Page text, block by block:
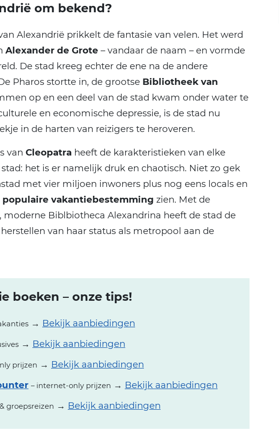
om bekend?
Alexandrië prikkelt de fantasie van velen. Het werd
Alexander de Grote – vandaar de naam – en vormde
De stad kreeg echter de ene na de andere
Pharos stortte in, de grootse Bibliotheek van
op en een deel van de stad kwam onder water te
en economische depressie, is de stad nu
in de harten van reizigers te heroveren.
van Cleopatra heeft de karakteristieken van elke
het is er namelijk druk en chaotisch. Niet zo gek
met vier miljoen inwoners plus nog eens locals en
populaire vakantiebestemming zien. Met de
moderne Biblbiotheca Alexandrina heeft de stad de
van haar status als metropool aan de
boeken – onze tips!
→ Bekijk aanbiedingen
→ Bekijk aanbiedingen
prijzen → Bekijk aanbiedingen
– internet-only prijzen → Bekijk aanbiedingen
groepsreizen → Bekijk aanbiedingen